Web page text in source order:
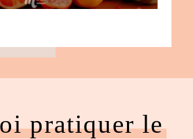
pratiquer le